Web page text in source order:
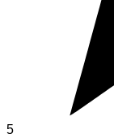
5